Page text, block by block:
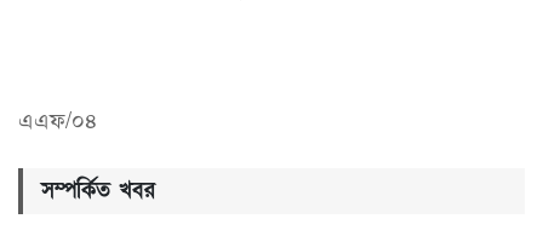
এএফ/০৪
সম্পর্কিত খবর